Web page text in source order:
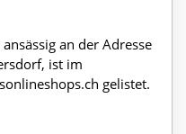
an der Adresse
ist im
gelistet.